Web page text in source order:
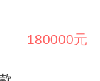
180000元